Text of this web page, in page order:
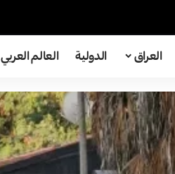
العراق الدولية العالم العربي